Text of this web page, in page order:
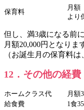
保育料
月額
より
但し、満3歳になる前
月額20,000円となりま
（お誕生月の保育料
12．その他の経費
ホームクラス代
月額
給食費
1食